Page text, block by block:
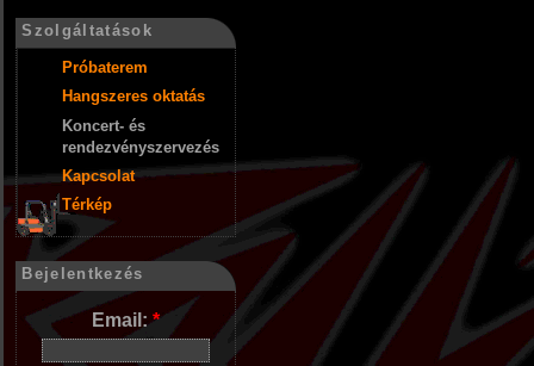
Szolgáltatások
Próbaterem
Hangszeres oktatás
Koncert- és
rendezvényszervezés
Kapcsolat
Térkép
Bejelentkezés
Email:*